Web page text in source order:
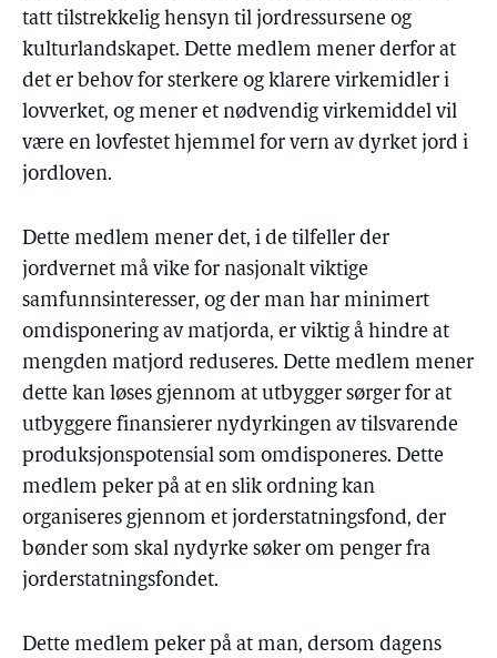
tatt tilstrekkelig hensyn til jordressursene og
kulturlandskapet. Dette medlem mener derfor at
det er behov for sterkere og klarere virkemidler i
lovverket, og mener et nødvendig virkemiddel vil
være en lovfestet hjemmel for vern av dyrket jord i
jordloven.
Dette medlem mener det, i de tilfeller der
jordvernet må vike for nasjonalt viktige
samfunnsinteresser, og der man har minimert
omdisponering av matjorda, er viktig å hindre at
mengden matjord reduseres. Dette medlem mener
dette kan løses gjennom at utbygger sørger for at
utbyggere finansierer nydyrkingen av tilsvarende
produksjonspotensial som omdisponeres. Dette
medlem peker på at en slik ordning kan
organiseres gjennom et jorderstatningsfond, der
bønder som skal nydyrke søker om penger fra
jorderstatningsfondet.
Dette medlem peker på at man, dersom dagens